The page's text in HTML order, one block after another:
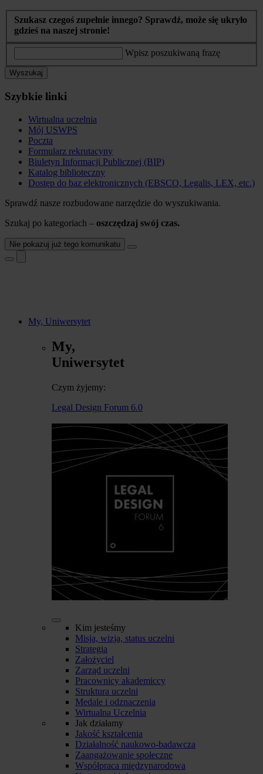
Szukasz czegoś zupełnie innego? Sprawdź, może się ukryło
gdzieś na naszej stronie!
Wpisz poszukiwaną frazę
Wyszukaj
Szybkie linki
Wirtualna uczelnia
Mój USWPS
Poczta
Formularz rekrutacyny
Biuletyn Informacji Publicznej (BIP)
Katalog biblioteczny
Dostęp do baz elektronicznych (EBSCO, Legalis, LEX, etc.)
Sprawdź nasze rozbudowane narzędzie do wyszukiwania.
Szukaj po kategoriach – oszczędzaj swój czas.
Nie pokazuj już tego komunikatu
My, Uniwersytet
My,
Uniwersytet
Czym żyjemy:
Legal Design Forum 6.0
Kim jesteśmy
Misja, wizja, status uczelni
Strategia
Założyciel
Zarząd uczelni
Pracownicy akademiccy
Struktura uczelni
Medale i odznaczenia
Wirtualna Uczelnia
Jak działamy
Jakość kształcenia
Działalność naukowo-badawcza
Zaangażowanie społeczne
Współpraca międzynarodowa